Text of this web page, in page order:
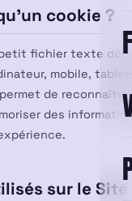
cookie ?
fichier texte
mobile,
de
des
sur le Site